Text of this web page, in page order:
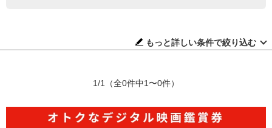
もっと詳しい条件で絞り込む
1/1 （全0件中1〜0件）